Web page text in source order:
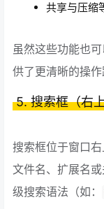
共享与压缩
虽然这些功能也
供了更清晰的操作
5. 搜索框（右
搜索框位于窗口
文件名、扩展名
级搜索语法（如：